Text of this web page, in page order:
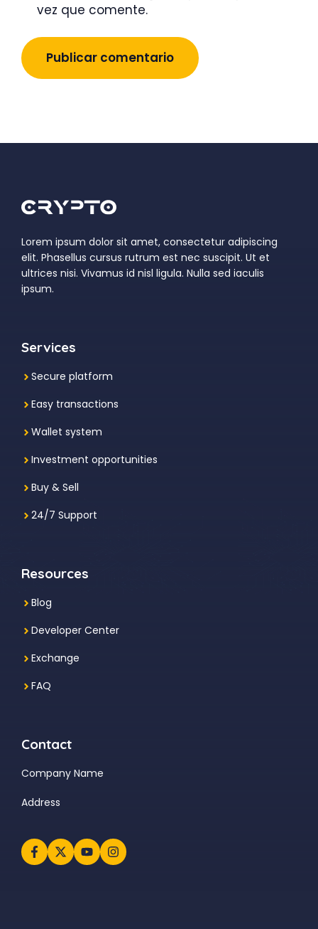
vez que comente.
Lorem ipsum dolor sit amet, consectetur adipiscing
elit. Phasellus cursus rutrum est nec suscipit. Ut et
ultrices nisi. Vivamus id nisl ligula. Nulla sed iaculis
ipsum.
Services
Secure platform
Easy transactions
Wallet system
Investment opportunities
Buy & Sell
24/7 Support
Resources
Blog
Developer Center
Exchange
FAQ
Contact
Company Name
Address